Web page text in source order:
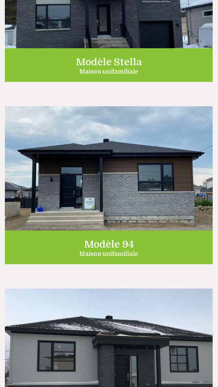
Modèle Stella
Maison unifamiliale
Modèle 94
Maison unifamiliale